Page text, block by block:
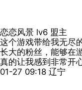
恋恋风景 lv6 盟主
这个游戏带给我无尽
长大的粉丝，能够在
真的让我感到非常开心
01-27 09:18 辽宁